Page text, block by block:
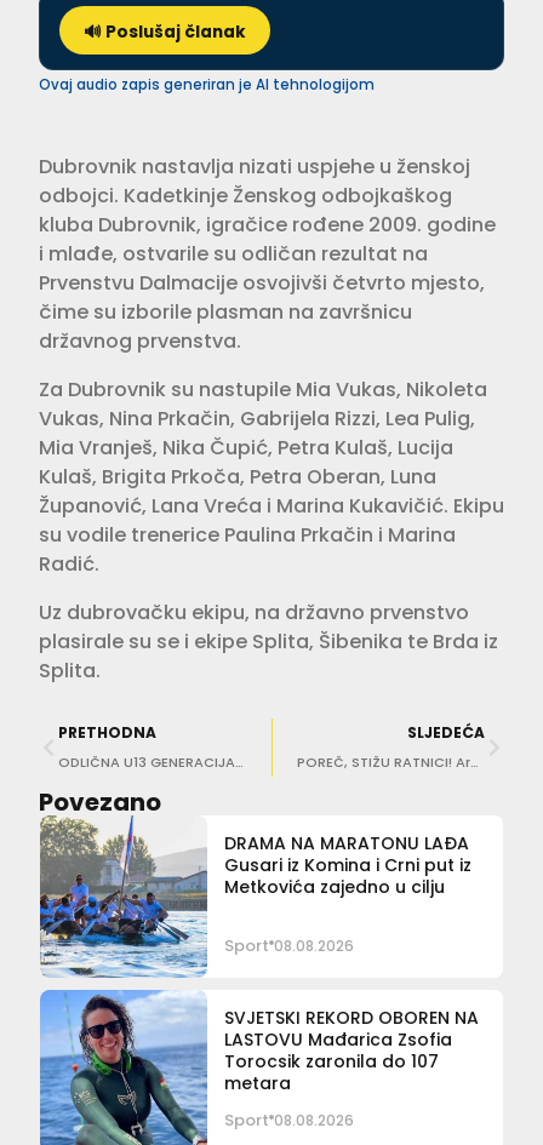
🔊 Poslušaj članak
Ovaj audio zapis generiran je AI tehnologijom
Dubrovnik nastavlja nizati uspjehe u ženskoj
odbojci. Kadetkinje Ženskog odbojkaškog
kluba Dubrovnik, igračice rođene 2009. godine
i mlađe, ostvarile su odličan rezultat na
Prvenstvu Dalmacije osvojivši četvrto mjesto,
čime su izborile plasman na završnicu
državnog prvenstva.
Za Dubrovnik su nastupile Mia Vukas, Nikoleta
Vukas, Nina Prkačin, Gabrijela Rizzi, Lea Pulig,
Mia Vranješ, Nika Čupić, Petra Kulaš, Lucija
Kulaš, Brigita Prkoča, Petra Oberan, Luna
Županović, Lana Vreća i Marina Kukavičić. Ekipu
su vodile trenerice Paulina Prkačin i Marina
Radić.
Uz dubrovačku ekipu, na državno prvenstvo
plasirale su se i ekipe Splita, Šibenika te Brda iz
Splita.
PRETHODNA
ODLIČNA U13 GENERACIJA Ardiaei ima i prvake Dalmacije!
SLJEDEĆA
POREČ, STIŽU RATNICI! Ardiaei U15 ekipa viceprvaci Dalmacije, izborili završnicu
Povezano
DRAMA NA MARATONU LAĐA
Gusari iz Komina i Crni put iz
Metkovića zajedno u cilju
Sport 08.08.2026
SVJETSKI REKORD OBOREN NA
LASTOVU Mađarica Zsofia
Torocsik zaronila do 107
metara
Sport 08.08.2026